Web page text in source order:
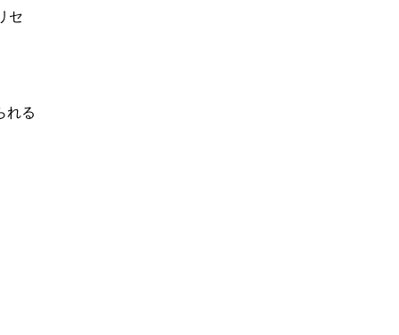
セ
れる